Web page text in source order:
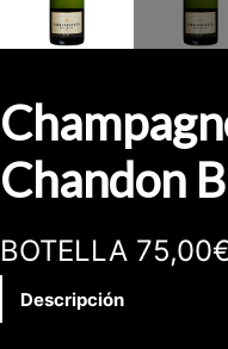
Chandon
BOTELLA
Descripción